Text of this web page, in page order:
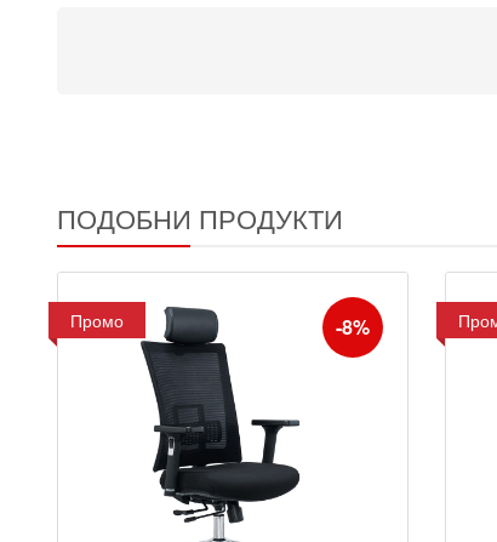
ПОДОБНИ ПРОДУКТИ
Промо -8%